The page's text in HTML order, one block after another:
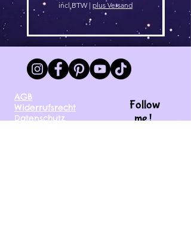
incl.BTW | plus Versand
AGB
Widerrufsrecht
Datenschutz
Follow
me !